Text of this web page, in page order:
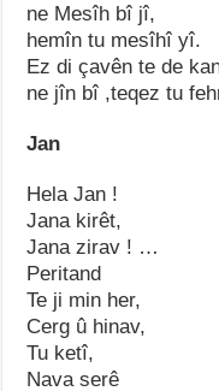
ne Mesîh bî jî,
hemîn tu mesîhî yî.
Ez di çavên te de
ne jîn bî ,teqez tu
Jan
Hela Jan !
Jana kirêt,
Jana zirav ! …
Peritand
Te ji min her,
Cerg û hinav,
Tu ketî,
Nava serê